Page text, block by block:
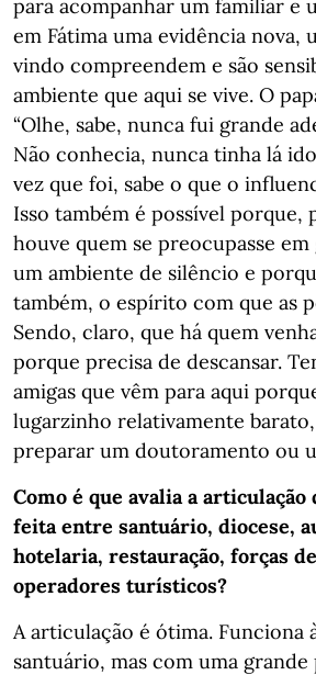
para acompanhar um familiar e
em Fátima uma evidência nova,
vindo compreendem e são
ambiente que aqui se vive. O
“Olhe, sabe, nunca fui grande
Não conhecia, nunca tinha lá
vez que foi, sabe o que o
Isso também é possível porque,
houve quem se preocupasse
um ambiente de silêncio e
também, o espírito com que as
Sendo, claro, que há quem
porque precisa de descansar.
amigas que vêm para aqui
lugarzinho relativamente
preparar um doutoramento ou
Como é que avalia a articulação
feita entre santuário, diocese,
hotelaria, restauração, forças
operadores turísticos?
A articulação é ótima. Funciona
santuário, mas com uma